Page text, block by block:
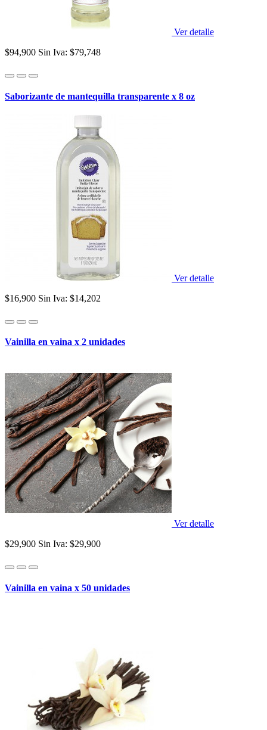
Ver detalle
$94,900 Sin Iva: $79,748
Saborizante de mantequilla transparente x 8 oz
Ver detalle
$16,900 Sin Iva: $14,202
Vainilla en vaina x 2 unidades
Ver detalle
$29,900 Sin Iva: $29,900
Vainilla en vaina x 50 unidades